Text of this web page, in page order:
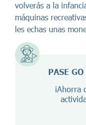
volverás a la
máquinas
les echas unas
PASE
¡Ahorra